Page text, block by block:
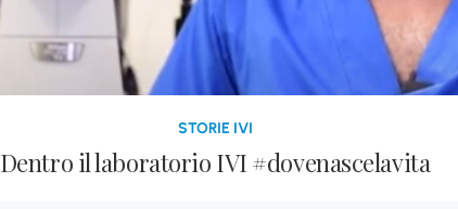
STORIE IVI
Dentro il laboratorio IVI #dovenascelavita